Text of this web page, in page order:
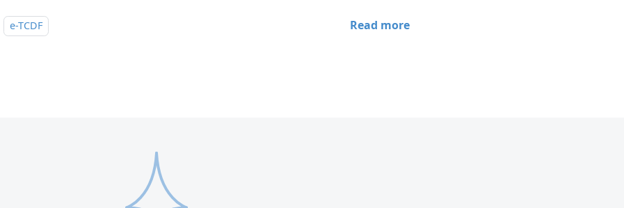
e-TCDF Read more